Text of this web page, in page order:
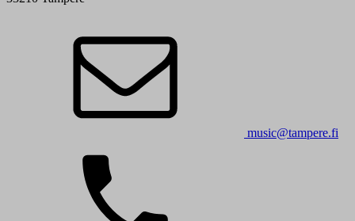
music@tampere.fi